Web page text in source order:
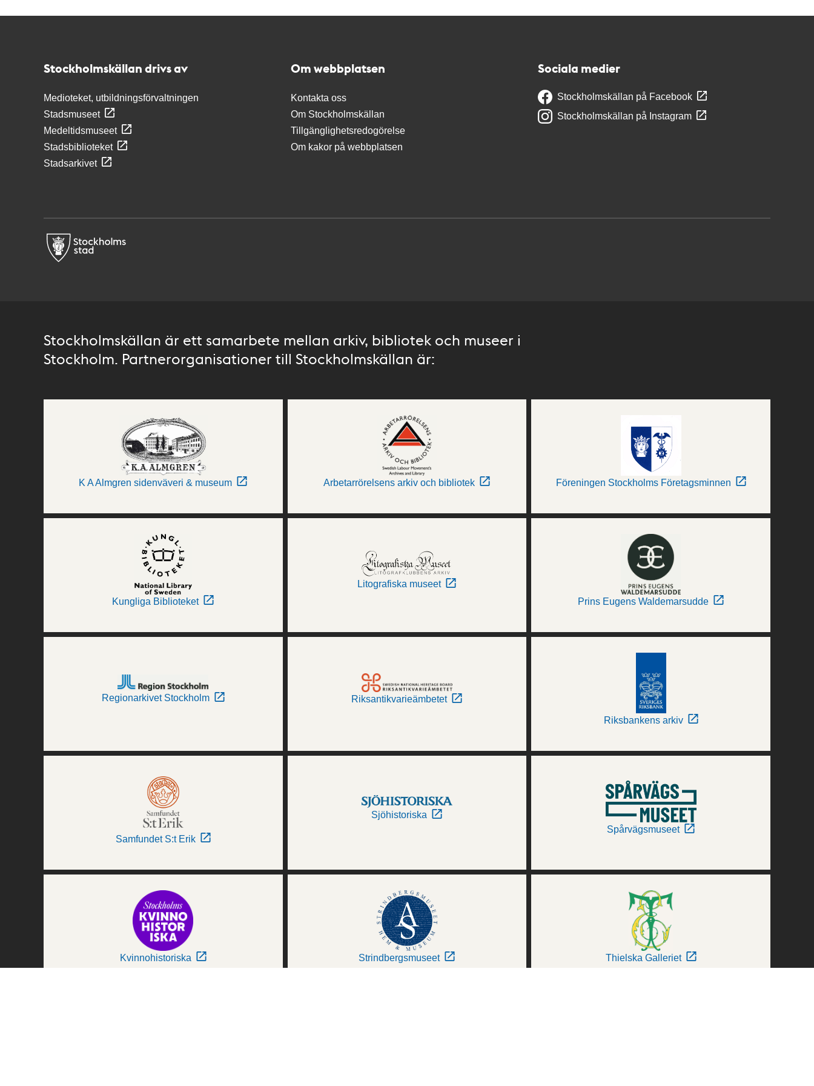
Stockholmskällan drivs av
Medioteket, utbildningsförvaltningen
Stadsmuseet
Medeltidsmuseet
Stadsbiblioteket
Stadsarkivet
Om webbplatsen
Kontakta oss
Om Stockholmskällan
Tillgänglighetsredogörelse
Om kakor på webbplatsen
Sociala medier
Stockholmskällan på Facebook
Stockholmskällan på Instagram
Stockholmskällan är ett samarbete mellan arkiv, bibliotek och museer i
Stockholm. Partnerorganisationer till Stockholmskällan är:
K A Almgren sidenväveri & museum Arbetarrörelsens arkiv och bibliotek Föreningen Stockholms Företagsminnen
Kungliga Biblioteket
Litografiska museet
Prins Eugens Waldemarsudde
Regionarkivet Stockholm Riksantikvarieämbetet
Riksbankens arkiv
Samfundet S:t Erik
Sjöhistoriska
Spårvägsmuseet
Kvinnohistoriska Strindbergsmuseet Thielska Galleriet